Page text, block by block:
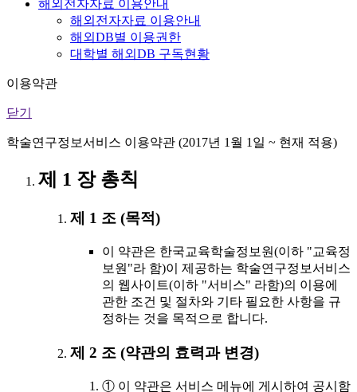
해외전자자료 이용안내
해외전자자료 이용안내
해외DB별 이용권한
대학별 해외DB 구독현황
이용약관
닫기
학술연구정보서비스 이용약관 (2017년 1월 1일 ~ 현재 적용)
제 1 장 총칙
제 1 조 (목적)
이 약관은 한국교육학술정보원(이하 "교육정
보원"라 함)이 제공하는 학술연구정보서비스
의 웹사이트(이하 "서비스" 라함)의 이용에
관한 조건 및 절차와 기타 필요한 사항을 규
정하는 것을 목적으로 합니다.
제 2 조 (약관의 효력과 변경)
① 이 약관은 서비스 메뉴에 게시하여 공시함